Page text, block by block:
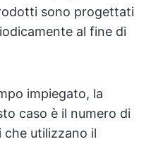
sono progettati
al fine di
impiegato, la
caso è il numero di
utilizzano il